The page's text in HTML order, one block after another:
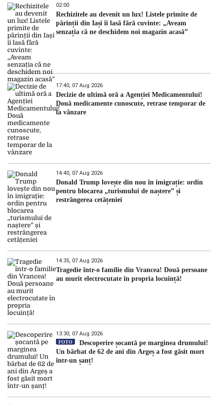
02:00
Rechizitele au devenit un lux! Listele primite de
părinții din Iași îi lasă fără cuvinte: „Aveam
senzația că ne deschidem noi magazin acasă”
17:40, 07 Aug 2026
Decizie de ultimă oră a Agenției Medicamentului!
Două medicamente cunoscute, retrase temporar de
la vânzare
14:40, 07 Aug 2026
Donald Trump lovește din nou în imigrație: ordin
pentru blocarea „turismului de naștere” și
restrângerea cetățeniei
14:35, 07 Aug 2026
Tragedie într-o familie din Vrancea! Două persoane
au murit electrocutate în propria locuință!
13:30, 07 Aug 2026
FOTO
Descoperire șocantă pe marginea drumului!
Un bărbat de 62 de ani din Argeș a fost găsit mort
într-un șanț!